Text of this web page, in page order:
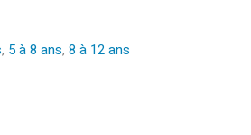
, 5 à 8 ans,8 à 12 ans